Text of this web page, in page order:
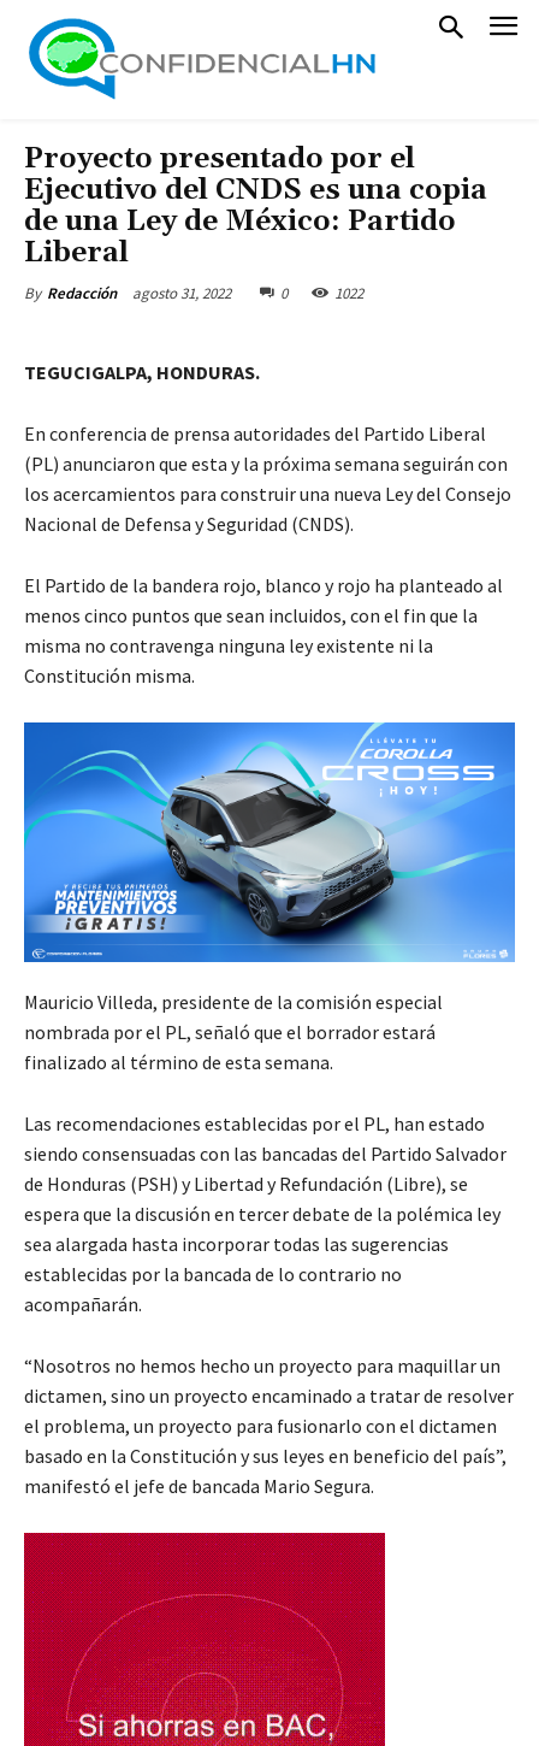
Proyecto presentado por el
Ejecutivo del CNDS es una copia
de una Ley de México: Partido
Liberal
By Redacción agosto 31, 2022 0 1022
TEGUCIGALPA, HONDURAS.
En conferencia de prensa autoridades del Partido Liberal
(PL) anunciaron que esta y la próxima semana seguirán con
los acercamientos para construir una nueva Ley del Consejo
Nacional de Defensa y Seguridad (CNDS).
El Partido de la bandera rojo, blanco y rojo ha planteado al
menos cinco puntos que sean incluidos, con el fin que la
misma no contravenga ninguna ley existente ni la
Constitución misma.
Mauricio Villeda, presidente de la comisión especial
nombrada por el PL, señaló que el borrador estará
finalizado al término de esta semana.
Las recomendaciones establecidas por el PL, han estado
siendo consensuadas con las bancadas del Partido Salvador
de Honduras (PSH) y Libertad y Refundación (Libre), se
espera que la discusión en tercer debate de la polémica ley
sea alargada hasta incorporar todas las sugerencias
establecidas por la bancada de lo contrario no
acompañarán.
“Nosotros no hemos hecho un proyecto para maquillar un
dictamen, sino un proyecto encaminado a tratar de resolver
el problema, un proyecto para fusionarlo con el dictamen
basado en la Constitución y sus leyes en beneficio del país”,
manifestó el jefe de bancada Mario Segura.